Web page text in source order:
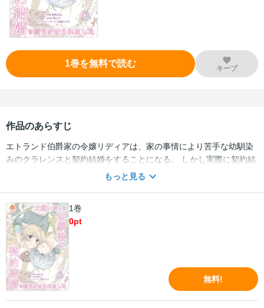
1巻を無料で読む キープ
作品のあらすじ
エトランド伯爵家の令嬢リディアは、家の事情により苦手な幼馴染
みのクラレンスと契約結婚をすることになる。 しかし実際に契約結
婚をしたあとのクラレンスは、これまでとは別人のように優しく、
に対するいじめが発生し…。 なんとか対処しようとしている一方
で、クラレンスの隠していた秘密を知ってしまうリディア。 徐々に
リディアのクラレンスへの思いは変わり……。 大嫌いだったはずの
幼馴染みとの契約結婚によってリディアの人生がまるっと変わるラ
ブストーリーのはじまり！ 【毎月 第四火曜日配信予定】
もっと見る
1巻
0pt
無料!